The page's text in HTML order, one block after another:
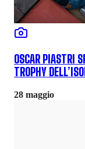
OSCAR PIASTRI
TROPHY
28 maggio